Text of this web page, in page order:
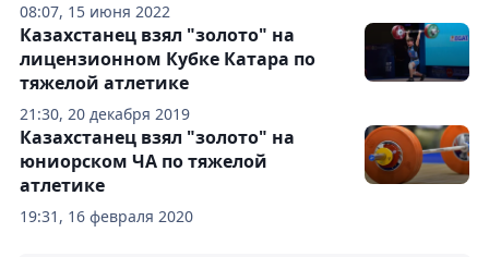
08:07, 15 июня 2022
21:30, 20 декабря 2019
Казахстанец взял "золото" на
лицензионном Кубке Катара по
тяжелой атлетике
19:31, 16 февраля 2020
Казахстанец взял "золото" на
юниорском ЧА по тяжелой
атлетике